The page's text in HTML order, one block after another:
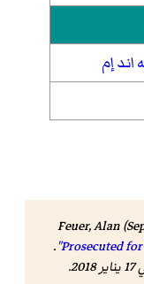
إم
Feuer, Alan
Prosecuted for
.
2018
.